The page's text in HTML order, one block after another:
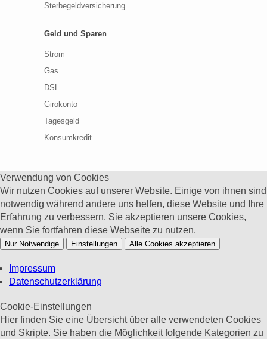
Sterbegeldversicherung
Geld und Sparen
Strom
Gas
DSL
Girokonto
Tagesgeld
Konsumkredit
Verwendung von Cookies
Wir nutzen Cookies auf unserer Website. Einige von ihnen sind
notwendig während andere uns helfen, diese Website und Ihre
Erfahrung zu verbessern. Sie akzeptieren unsere Cookies,
wenn Sie fortfahren diese Webseite zu nutzen.
Nur Notwendige Einstellungen Alle Cookies akzeptieren
Impressum
Datenschutzerklärung
Cookie-Einstellungen
Hier finden Sie eine Übersicht über alle verwendeten Cookies
und Skripte. Sie haben die Möglichkeit folgende Kategorien zu